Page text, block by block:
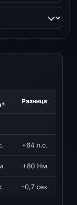
Разница
+64 л.с.
+80 Нм
-0,7 сек